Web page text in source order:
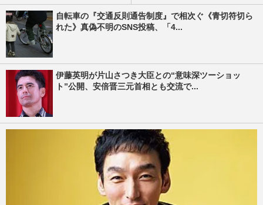
自転車の『交通反則通告制度』で相次ぐ《青切符切ら
れた》真偽不明のSNS投稿、「4...
伊藤英明が片山さつき大臣との“意味深ツーショッ
ト”公開、安倍晋三元首相とも交流で...